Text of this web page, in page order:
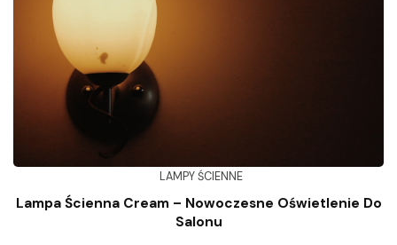
LAMPY ŚCIENNE
Lampa Ścienna Cream – Nowoczesne Oświetlenie Do
Salonu